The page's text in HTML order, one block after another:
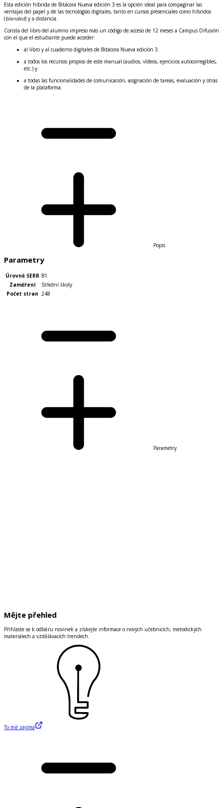
Esta edición híbrida de Bitácora Nueva edición 3 es la opción ideal para compaginar las
ventajas del papel y de las tecnologías digitales, tanto en cursos presenciales como híbridos
(blended) y a distancia.
Consta del libro del alumno impreso más un código de acceso de 12 meses a Campus Difusión
con el que el estudiante puede acceder:
al libro y al cuaderno digitales de Bitácora Nueva edición 3.
a todos los recursos propios de este manual (audios, vídeos, ejercicios autocorregibles,
etc.) y
a todas las funcionalidades de comunicación, asignación de tareas, evaluación y otras
de la plataforma.
Popis
Parametry
Úrovně SERR B1
Zaměření
Střední školy
Počet stran 248
Parametry
Mějte přehled
Přihlaste se k odběru novinek a získejte informace o nových učebnicích, metodických
materiálech a vzdělávacích trendech.
To mě zajímá